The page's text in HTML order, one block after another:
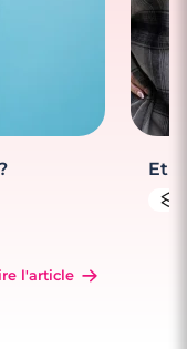
l'article
Et